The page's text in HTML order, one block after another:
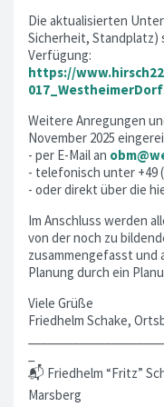
Die aktualisierten
Sicherheit, Standplatz)
Verfügung:
https://
Weitere Anregungen
November 2025
- per E-Mail an
- telefonisch unter +49
- oder direkt über die
Im Anschluss werden
von der noch zu
zusammengefasst und
Planung durch ein
Viele Grüße
Friedhelm Schake,
📬 Friedhelm “Fritz”
Marsberg